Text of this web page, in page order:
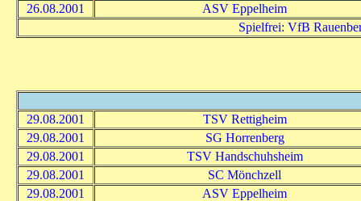
26.08.2001
ASV Eppelheim
Spielfrei: VfB
29.08.2001
TSV Rettigheim
29.08.2001
SG Horrenberg
29.08.2001
TSV Handschuhsheim
29.08.2001
SC Mönchzell
29.08.2001
ASV Eppelheim